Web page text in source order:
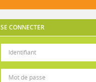
SE CONNECTER